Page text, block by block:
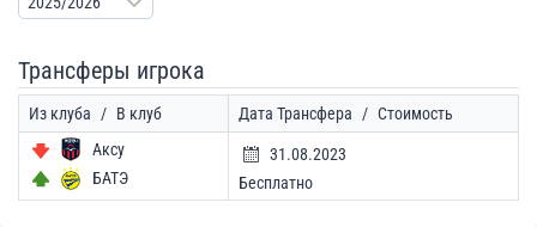
Трансферы игрока
Из клуба / В клуб Дата Трансфера / Стоимость
Аксу
БАТЭ
31.08.2023
Бесплатно